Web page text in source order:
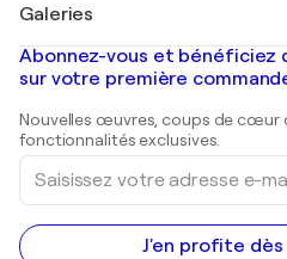
Banksy
Mr. Brainwash
Shepard Fairey
Tableaux abstraits à vendre
Peintures de paysage
Estampes
Peintures acryliques
Galeries
Galeries d'art en France
Galeries d'art en Belgique
Abonnez-vous et bénéficiez
sur votre première
Nouvelles œuvres, coups de cœur
fonctionnalités exclusives.
Saisissez
votre
adresse
e-
mail
J'en profite